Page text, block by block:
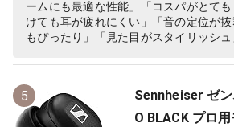
ームにも最適な性能」「コスパがとて
けても耳が疲れにくい」「音の定位が
もぴったり」「見た目がスタイリッシュ
5
Sennheiser ゼ
O BLACK プロ